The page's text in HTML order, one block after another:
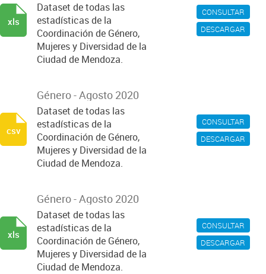
CONSULTAR
DESCARGAR
Dataset de todas las
estadísticas de la
Coordinación de Género,
Mujeres y Diversidad de la
Ciudad de Mendoza.
xls
CONSULTAR
DESCARGAR
Género - Agosto 2020
Dataset de todas las
estadísticas de la
Coordinación de Género,
Mujeres y Diversidad de la
Ciudad de Mendoza.
csv
CONSULTAR
DESCARGAR
Género - Agosto 2020
Dataset de todas las
estadísticas de la
Coordinación de Género,
Mujeres y Diversidad de la
Ciudad de Mendoza.
xls